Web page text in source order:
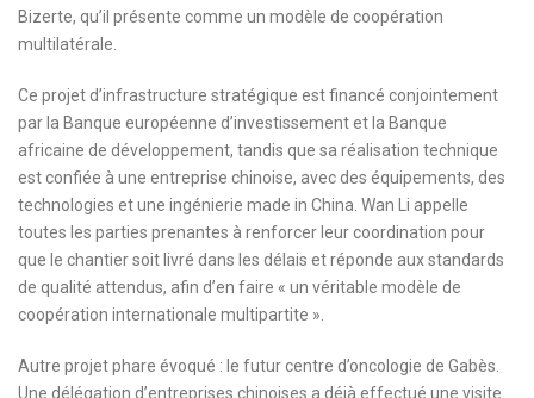
Bizerte, qu’il présente comme un modèle de coopération
multilatérale.
Ce projet d’infrastructure stratégique est financé conjointement
par la Banque européenne d’investissement et la Banque
africaine de développement, tandis que sa réalisation technique
est confiée à une entreprise chinoise, avec des équipements, des
technologies et une ingénierie made in China. Wan Li appelle
toutes les parties prenantes à renforcer leur coordination pour
que le chantier soit livré dans les délais et réponde aux standards
de qualité attendus, afin d’en faire « un véritable modèle de
coopération internationale multipartite ».
Autre projet phare évoqué : le futur centre d’oncologie de Gabès.
Une délégation d’entreprises chinoises a déjà effectué une visite